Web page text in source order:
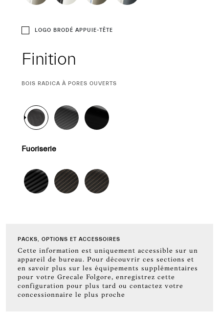
LOGO BRODÉ APPUIE-TÊTE
Finition
SÉLECTION
BOIS RADICA À PORES OUVERTS
Fuoriserie
PACKS, OPTIONS ET ACCESSOIRES
Cette information est uniquement accessible sur un
appareil de bureau. Pour découvrir ces sections et
en savoir plus sur les équipements supplémentaires
pour votre Grecale Folgore, enregistrez cette
configuration pour plus tard ou contactez votre
concessionnaire le plus proche